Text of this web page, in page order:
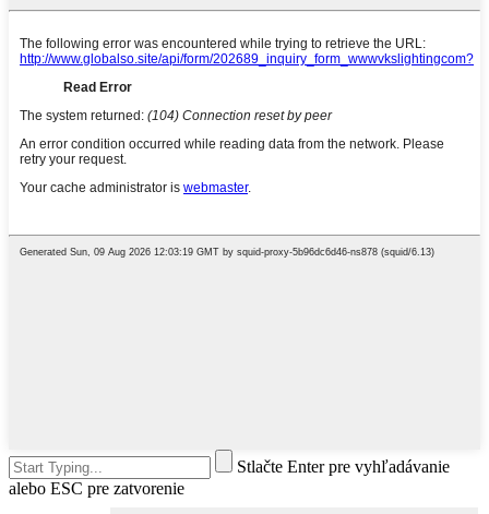
Stlačte Enter pre vyhľadávanie
alebo ESC pre zatvorenie